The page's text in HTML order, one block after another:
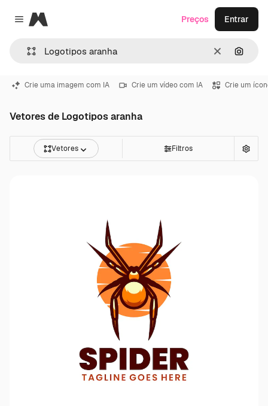
Close menu
Magnific
Limpar
Preços Entrar
Crie uma imagem com IA Crie um vídeo com IA Crie um
Vetores de Logotipos aranha
Vetores Filtros